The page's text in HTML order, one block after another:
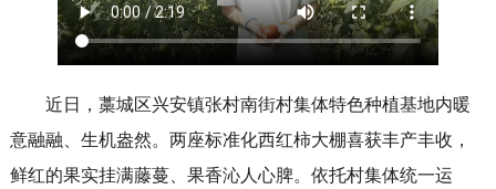
近日，藁城区兴安镇张村南街村集体特色种植基地内暖
意融融、生机盎然。两座标准化西红柿大棚喜获丰产丰收，
鲜红的果实挂满藤蔓、果香沁人心脾。依托村集体统一运